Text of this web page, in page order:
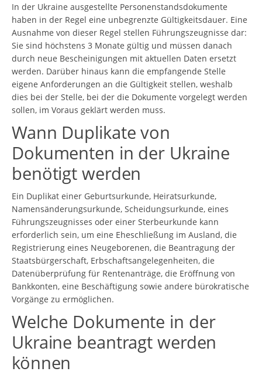
In der Ukraine ausgestellte Personenstandsdokumente
haben in der Regel eine unbegrenzte Gültigkeitsdauer. Eine
Ausnahme von dieser Regel stellen Führungszeugnisse dar:
Sie sind höchstens 3 Monate gültig und müssen danach
durch neue Bescheinigungen mit aktuellen Daten ersetzt
werden. Darüber hinaus kann die empfangende Stelle
eigene Anforderungen an die Gültigkeit stellen, weshalb
dies bei der Stelle, bei der die Dokumente vorgelegt werden
sollen, im Voraus geklärt werden muss.
Wann Duplikate von
Dokumenten in der Ukraine
benötigt werden
Ein Duplikat einer Geburtsurkunde, Heiratsurkunde,
Namensänderungsurkunde, Scheidungsurkunde, eines
Führungszeugnisses oder einer Sterbeurkunde kann
erforderlich sein, um eine Eheschließung im Ausland, die
Registrierung eines Neugeborenen, die Beantragung der
Staatsbürgerschaft, Erbschaftsangelegenheiten, die
Datenüberprüfung für Rentenanträge, die Eröffnung von
Bankkonten, eine Beschäftigung sowie andere bürokratische
Vorgänge zu ermöglichen.
Welche Dokumente in der
Ukraine beantragt werden
können